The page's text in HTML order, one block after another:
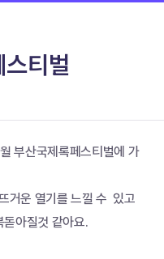
티벌
부산국제록페스티벌에 가
거운 열기를 느낄 수  있고
돋아질것 같아요.